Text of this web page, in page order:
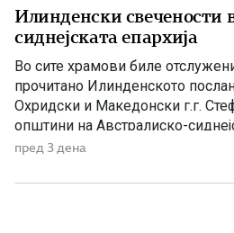
Илинденски свечености
сиднејската епархија
Во сите храмови биле
прочитано Илинденското
Охридски и Македонски г.г.
општини на Австралиско-
достоинствено и молитвено
информираат дека во сите
пред 3 дена